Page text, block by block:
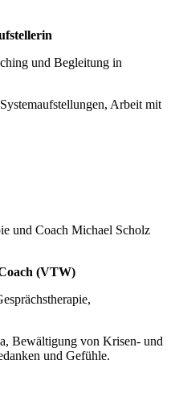
und Begleitung in
Arbeit mit
(VTW)
Bewältigung von Krisen- und
und Gefühle.